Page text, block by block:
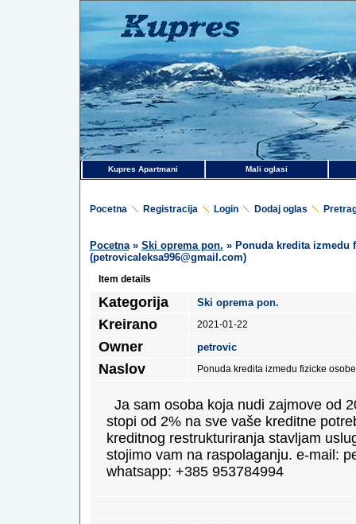
Kupres Apartmani Mali oglasi
Pocetna Registracija Login Dodaj oglas
Pocetna» Ski oprema pon. » Ponuda kredita izmedu
(petrovicaleksa996@gmail.com)
Item details
Kategorija Ski oprema pon.
Kreirano 2021-01-22
Owner petrovic
Naslov Ponuda kredita izmedu fizicke
Ja sam osoba koja nudi zajmove od
stopi od 2% na sve vaše kreditne
kreditnog restrukturiranja stavljam
stojimo vam na raspolaganju. e-mail:
whatsapp: +385 953784994